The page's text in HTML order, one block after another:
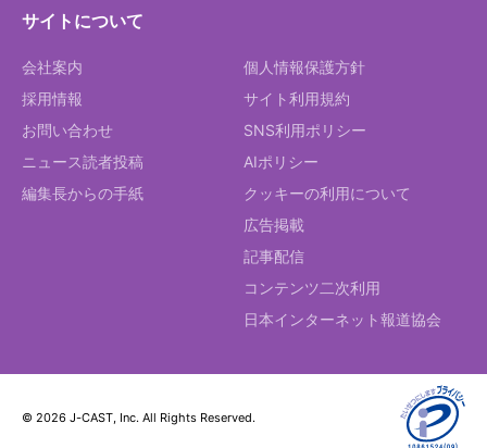
サイトについて
会社案内
採用情報
お問い合わせ
ニュース読者投稿
編集長からの手紙
個人情報保護方針
サイト利用規約
SNS利用ポリシー
AIポリシー
クッキーの利用について
広告掲載
記事配信
コンテンツ二次利用
日本インターネット報道協会
© 2026 J-CAST, Inc. All Rights Reserved.